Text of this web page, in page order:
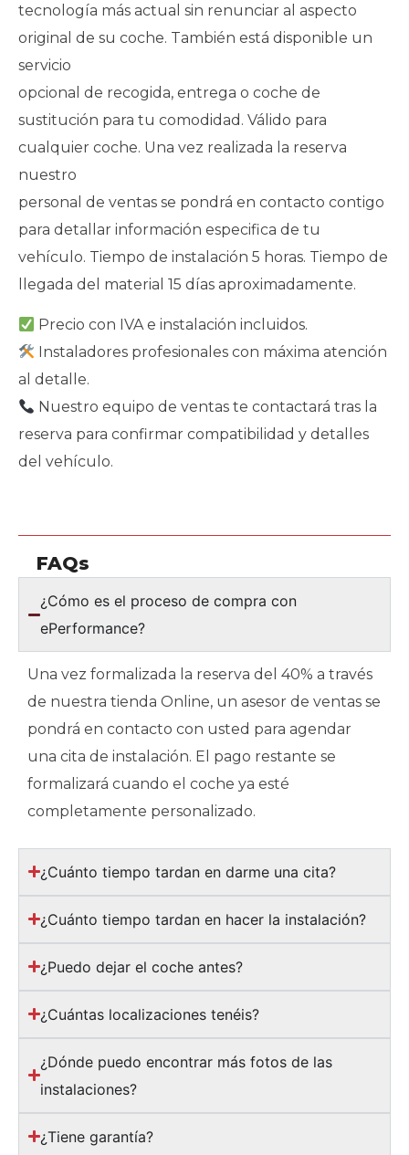
tecnología más actual sin renunciar al aspecto
original de su coche. También está disponible un
servicio
opcional de recogida, entrega o coche de
sustitución para tu comodidad. Válido para
cualquier coche. Una vez realizada la reserva
nuestro
personal de ventas se pondrá en contacto contigo
para detallar información especifica de tu
vehículo. Tiempo de instalación 5 horas. Tiempo de
llegada del material 15 días aproximadamente.
Precio con IVA e instalación incluidos.
Instaladores profesionales con máxima atención
al detalle.
Nuestro equipo de ventas te contactará tras la
reserva para confirmar compatibilidad y detalles
del vehículo.
FAQs
¿Cómo es el proceso de compra con
ePerformance?
Una vez formalizada la reserva del 40% a través
de nuestra tienda Online, un asesor de ventas se
pondrá en contacto con usted para agendar
una cita de instalación. El pago restante se
formalizará cuando el coche ya esté
completamente personalizado.
¿Cuánto tiempo tardan en darme una cita?
¿Cuánto tiempo tardan en hacer la instalación?
¿Puedo dejar el coche antes?
¿Cuántas localizaciones tenéis?
¿Dónde puedo encontrar más fotos de las
instalaciones?
¿Tiene garantía?